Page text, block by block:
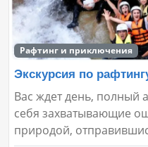
Рафтинг и приключения
Экскурсия по
Вас ждет день, полный
себя захватывающие
природой,